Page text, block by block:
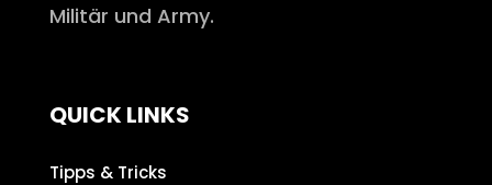
Militär und Army.
QUICK LINKS
Tipps & Tricks